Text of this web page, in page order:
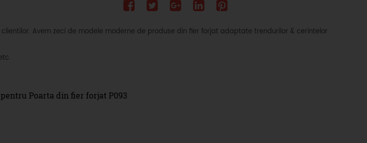
Avem zeci de modele moderne de produse din fier forjat adaptate trendurilor & cerintelor
Poarta din fier forjat P093